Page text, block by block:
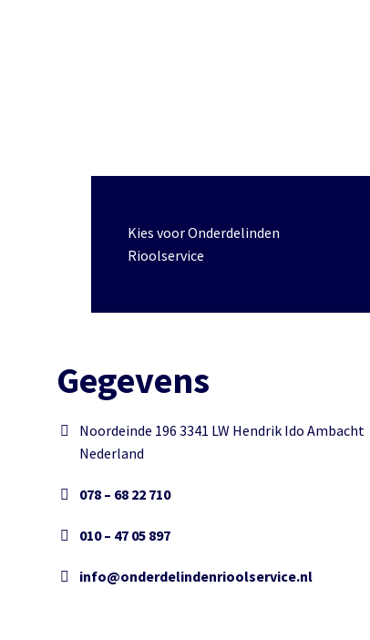
Kies voor Onderdelinden
Rioolservice
Gegevens
Noordeinde 196 3341 LW Hendrik Ido Ambacht
Nederland
078 – 68 22 710
010 – 47 05 897
info@onderdelindenrioolservice.nl